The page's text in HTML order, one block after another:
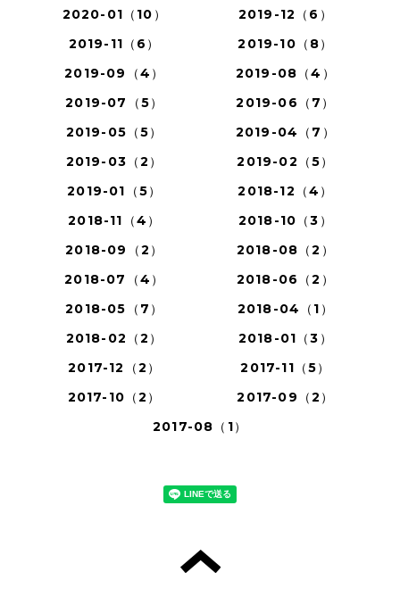
2020-01（10）
2019-12（6）
2019-11（6）
2019-10（8）
2019-09（4）
2019-08（4）
2019-07（5）
2019-06（7）
2019-05（5）
2019-04（7）
2019-03（2）
2019-02（5）
2019-01（5）
2018-12（4）
2018-11（4）
2018-10（3）
2018-09（2）
2018-08（2）
2018-07（4）
2018-06（2）
2018-05（7）
2018-04（1）
2018-02（2）
2018-01（3）
2017-12（2）
2017-11（5）
2017-10（2）
2017-09（2）
2017-08（1）